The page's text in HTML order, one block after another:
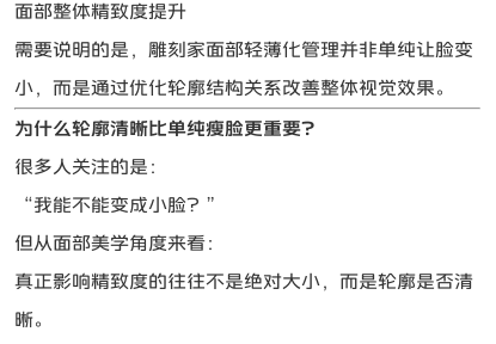
面部整体精致度提升
需要说明的是，雕刻家面部轻薄化管理并非单纯让脸变
小，而是通过优化轮廓结构关系改善整体视觉效果。
为什么轮廓清晰比单纯瘦脸更重要？
很多人关注的是：
“我能不能变成小脸？”
但从面部美学角度来看：
真正影响精致度的往往不是绝对大小，而是轮廓是否清
晰。